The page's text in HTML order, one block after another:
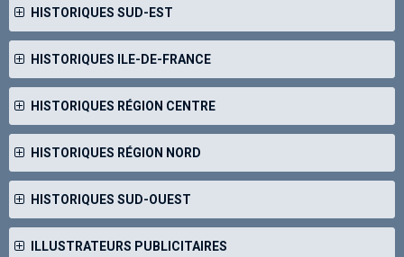
HISTORIQUES SUD-EST
HISTORIQUES ILE-DE-FRANCE
HISTORIQUES RÉGION CENTRE
HISTORIQUES RÉGION NORD
HISTORIQUES SUD-OUEST
ILLUSTRATEURS PUBLICITAIRES